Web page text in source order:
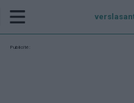
Publicité: